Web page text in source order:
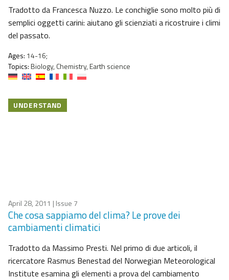
Tradotto da Francesca Nuzzo. Le conchiglie sono molto più di
semplici oggetti carini: aiutano gli scienziati a ricostruire i climi
del passato.
Ages: 14-16;
Topics:Biology, Chemistry, Earth science
UNDERSTAND
April 28, 2011 | Issue 7
Che cosa sappiamo del clima? Le prove dei
cambiamenti climatici
Tradotto da Massimo Presti. Nel primo di due articoli, il
ricercatore Rasmus Benestad del Norwegian Meteorological
Institute esamina gli elementi a prova del cambiamento